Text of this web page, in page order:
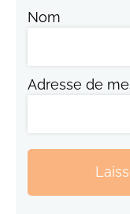
Nom
Adresse de